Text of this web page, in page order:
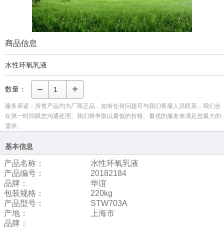
商品信息
水性环氧乳液
数量：
服务承诺：所售产品均为厂商正品，如有任何问题可与我们客服人员联系，我们会
在第一时间跟您沟通处理。我们将争取以最低的价格、最优的服务来满足您最大的
需求。
基本信息
产品名称：
水性环氧乳液
产品编号：
20182184
品牌：
华谊
包装规格：
220kg
产品型号：
STW703A
产地：
上海市
品牌：